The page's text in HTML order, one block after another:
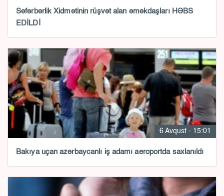
Səfərbərlik Xidmətinin rüşvət alan əməkdaşları HƏBS
EDİLDİ
6 Avqust - 15:01
Bakıya uçan azərbaycanlı iş adamı aeroportda saxlanıldı